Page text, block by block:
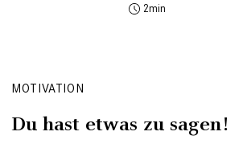
2
MOTIVATION
Du hast etwas zu sagen!